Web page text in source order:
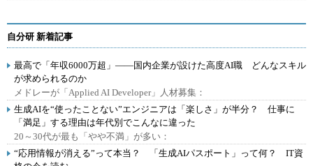
自分研 新着記事
最高で「年収6000万超」――国内企業が設けた高度AI職 どんなスキル
が求められるのか
メドレーが「Applied AI Developer」人材募集：
生成AIを“使ったことない”エンジニアは「楽しさ」が半分？ 仕事に
「満足」する理由は年代別でこんなに違った
20～30代が最も「やや不満」が多い：
“応用情報が消える”って本当？ 「生成AIパスポート」って何？ IT資